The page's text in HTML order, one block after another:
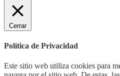
Cerrar
Política de Privacidad
Este sitio web utiliza cookies para